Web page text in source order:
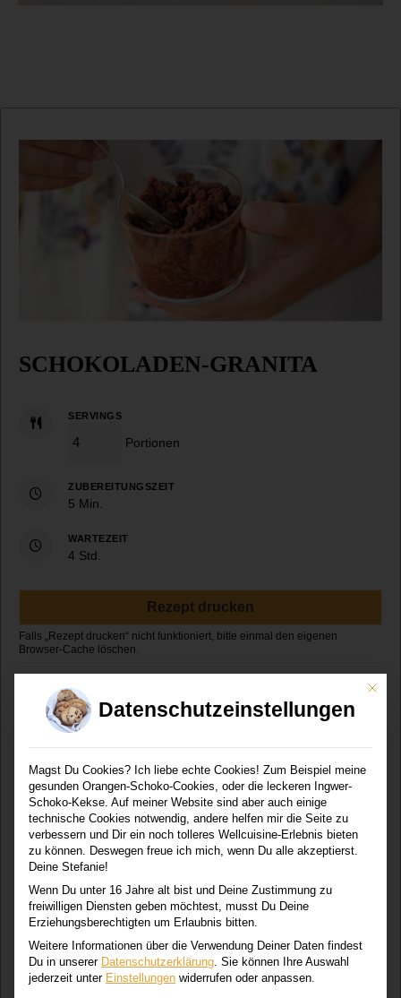
SCHOKOLADEN-GRANITA
SERVINGS
Portionen
ZUBEREITUNGSZEIT
5 Minuten
Min.
WARTEZEIT
4 Stunden
Std.
Rezept drucken
Zutaten
40 g ungesüßtes Kakaopulver
6 EL Ahornsirup Grad A oder C
1/4 TL Salz
500 ml Wasser
Anleitungen
Alle Zutaten im Standmixer gründlich vermischen.
Mit
Datenschutzeinstellungen
Magst Du Cookies? Ich liebe echte Cookies! Zum Beispiel meine
gesunden Orangen-Schoko-Cookies, oder die leckeren Ingwer-
Schoko-Kekse. Auf meiner Website sind aber auch einige
technische Cookies notwendig, andere helfen mir die Seite zu
verbessern und Dir ein noch tolleres Wellcuisine-Erlebnis bieten
zu können. Deswegen freue ich mich, wenn Du alle akzeptierst.
Deine Stefanie!
Wenn Du unter 16 Jahre alt bist und Deine Zustimmung zu
freiwilligen Diensten geben möchtest, musst Du Deine
Erziehungsberechtigten um Erlaubnis bitten.
Weitere Informationen über die Verwendung Deiner Daten findest
Du in unserer Datenschutzerklärung Sie können Ihre Auswahl
jederzeit unter Einstellungen widerrufen oder anpassen.